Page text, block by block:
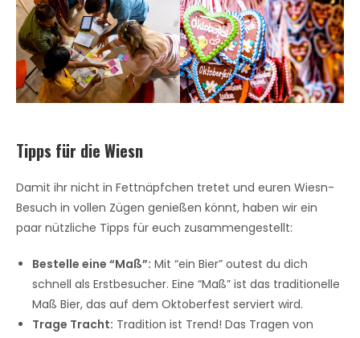
Tipps für die Wiesn
Damit ihr nicht in Fettnäpfchen tretet und euren Wiesn-
Besuch in vollen Zügen genießen könnt, haben wir ein
paar nützliche Tipps für euch zusammengestellt:
Bestelle eine “Maß”: Mit “ein Bier” outest du dich
schnell als Erstbesucher. Eine “Maß” ist das traditionelle
Maß Bier, das auf dem Oktoberfest serviert wird.
Trage Tracht: Tradition ist Trend! Das Tragen von